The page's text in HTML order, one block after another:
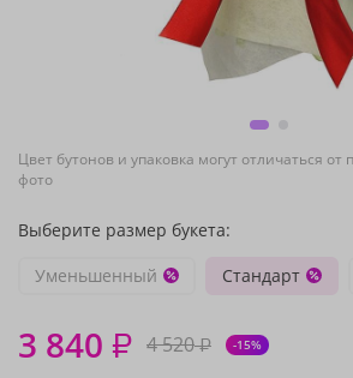
Цвет бутонов и упаковка могут отличаться от
фото
Выберите размер букета:
Уменьшенный
Стандарт
3 840 ₽ 4 520₽ -15%